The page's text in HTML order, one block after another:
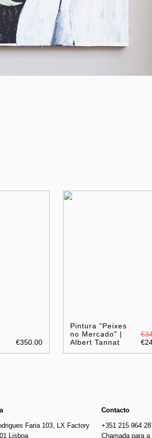
€350.00
Pintura "Peixes
no Mercado" |
Albert Tannat
Faria 103, LX Factory
Lisboa
Contacto
+351 215 964
Chamada para